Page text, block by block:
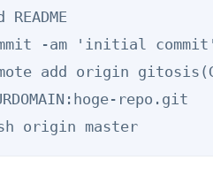
-am 'initial commit'
add origin
repo.git